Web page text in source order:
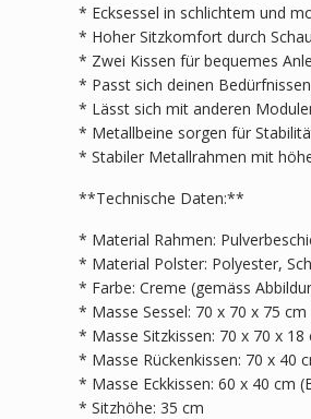
* Ecksessel in schlichtem und
* Hoher Sitzkomfort durch
* Zwei Kissen für bequemes
* Passt sich deinen
* Lässt sich mit anderen
* Metallbeine sorgen für
* Stabiler Metallrahmen mit
**Technische Daten:**
* Material Rahmen:
* Material Polster: Polyester,
* Farbe: Creme (gemäss
* Masse Sessel: 70 x 70 x 75 cm
* Masse Sitzkissen: 70 x 70 x 18
* Masse Rückenkissen: 70 x 40
* Masse Eckkissen: 60 x 40 cm
* Sitzhöhe: 35 cm